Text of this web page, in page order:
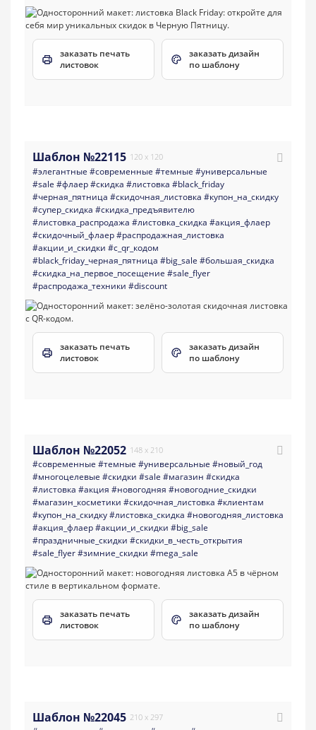
заказать печать
листовок
заказать дизайн
по шаблону
Шаблон №22115 120 x 120
#элегантные #современные #темные #универсальные
#sale #флаер#скидка #листовка #black_friday
#черная_пятница #скидочная_листовка #купон_на_скидку
#супер_скидка #скидка_предъявителю
#листовка_распродажа #листовка_скидка #акция_флаер
#скидочный_флаер#распродажная_листовка
#акции_и_скидки #с_qr_кодом
#black_friday_черная_пятница #big_sale #большая_скидка
#скидка_на_первое_посещение #sale_flyer
#распродажа_техники #discount
заказать печать
листовок
заказать дизайн
по шаблону
Шаблон №22052 148 x 210
#современные #темные #универсальные #новый_год
#многоцелевые #скидки #sale #магазин #скидка
#листовка #акция #новогодняя #новогодние_скидки
#магазин_косметики #скидочная_листовка #клиентам
#купон_на_скидку#листовка_скидка #новогодняя_листовка
#акция_флаер#акции_и_скидки #big_sale
#праздничные_скидки #скидки_в_честь_открытия
#sale_flyer#зимние_скидки #mega_sale
заказать печать
листовок
заказать дизайн
по шаблону
Шаблон №22045 210 x 297